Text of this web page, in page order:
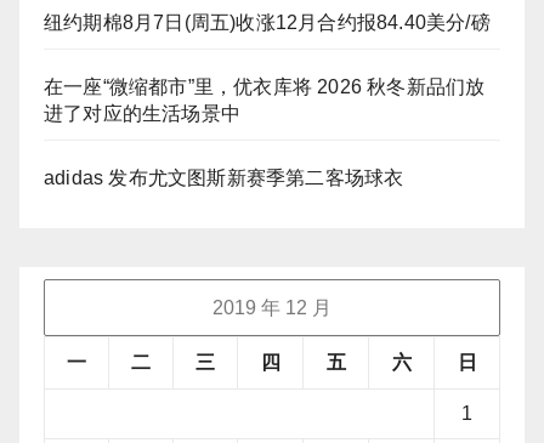
纽约期棉8月7日(周五)收涨12月合约报84.40美分/磅
在一座“微缩都市”里，优衣库将 2026 秋冬新品们放
进了对应的生活场景中
adidas 发布尤文图斯新赛季第二客场球衣
2019 年 12 月
一 二 三 四 五 六 日
1